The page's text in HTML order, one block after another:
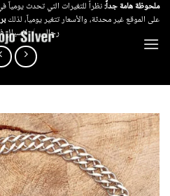
تخطي
للمحتوى
ملحوظة هامة جداً:نظراً للتغيرات التي تحدث
على الموقع غير محدثة، والأسعار تتغير يومياً، لذلك
رجالي / انسيال